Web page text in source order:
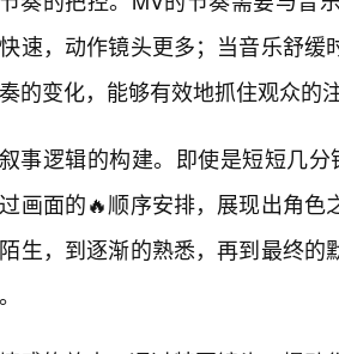
速，动作镜头更多；当音乐舒
的变化，能够有效地抓住观众的
叙事逻辑的构建。即使是短短几
画面的🔥顺序安排，展现出角
生，到逐渐的熟悉，再到最终